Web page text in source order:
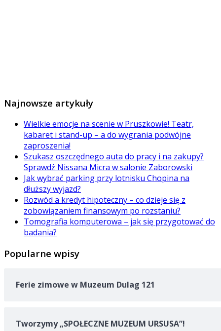
Najnowsze artykuły
Wielkie emocje na scenie w Pruszkowie! Teatr,
kabaret i stand-up – a do wygrania podwójne
zaproszenia!
Szukasz oszczędnego auta do pracy i na zakupy?
Sprawdź Nissana Micra w salonie Zaborowski
Jak wybrać parking przy lotnisku Chopina na
dłuższy wyjazd?
Rozwód a kredyt hipoteczny – co dzieje się z
zobowiązaniem finansowym po rozstaniu?
Tomografia komputerowa – jak się przygotować do
badania?
Popularne wpisy
Ferie zimowe w Muzeum Dulag 121
Tworzymy „SPOŁECZNE MUZEUM URSUSA”!